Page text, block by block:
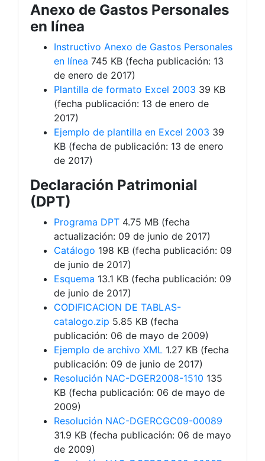
Anexo de Gastos Personales
en línea
Instructivo Anexo de Gastos Personales
en línea 745 KB (fecha publicación: 13
de enero de 2017)
Plantilla de formato Excel 2003 39 KB
(fecha publicación: 13 de enero de
2017)
Ejemplo de plantilla en Excel 2003 39
KB (fecha de publicación: 13 de enero
de 2017)
Declaración Patrimonial
(DPT)
Programa DPT 4.75 MB (fecha
actualización: 09 de junio de 2017)
Catálogo 198 KB (fecha publicación: 09
de junio de 2017)
Esquema 13.1 KB (fecha publicación: 09
de junio de 2017)
CODIFICACION DE TABLAS-
catalogo.zip 5.85 KB (fecha
publicación: 06 de mayo de 2009)
Ejemplo de archivo XML 1.27 KB (fecha
publicación: 09 de junio de 2017)
Resolución NAC-DGER2008-1510 135
KB (fecha publicación: 06 de mayo de
2009)
Resolución NAC-DGERCGC09-00089
31.9 KB (fecha publicación: 06 de mayo
de 2009)